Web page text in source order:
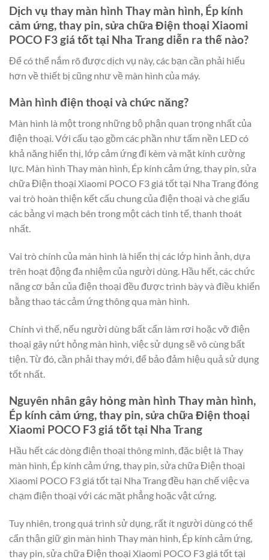
Dịch vụ thay màn hình Thay màn hình, Ép kính
cảm ứng, thay pin, sửa chữa Điện thoại Xiaomi
POCO F3 giá tốt tại Nha Trang diễn ra thế nào?
Để có thể nắm rõ được dịch vụ này, các bạn cần phải hiểu
hơn về thiết bị cũng như về màn hình của máy.
Màn hình điện thoại và chức năng?
Màn hình là một trong những bộ phận quan trọng nhất của
điện thoại. Với cấu tạo gồm các phần như tấm nền LED có
khả năng hiển thị, lớp cảm ứng đi kèm và mặt kính cường
lực. Màn hình Thay màn hình, Ép kính cảm ứng, thay pin, sửa
chữa Điện thoại Xiaomi POCO F3 giá tốt tại Nha Trang đóng
vai trò hoàn thiện kết cấu chung của điện thoại và che giấu
các bảng vi mạch bên trong một cách tinh tế, thanh thoát
nhất.
Vai trò chính của màn hình là hiển thị các lớp hình ảnh, dựa
trên hoạt động đa nhiệm của người dùng. Hầu hết, các chức
năng cơ bản của điện thoại đều được trình bày và điều khiển
bằng thao tác cảm ứng thông qua màn hình.
Chính vì thế, nếu người dùng bất cẩn làm rơi hoặc vỡ điện
thoại gây nứt hỏng màn hình, việc sử dụng sẽ vô cùng bất
tiện. Từ đó, cần phải thay mới, để bảo đảm hiệu quả sử dụng
tốt nhất.
Nguyên nhân gây hỏng màn hình Thay màn hình,
Ép kính cảm ứng, thay pin, sửa chữa Điện thoại
Xiaomi POCO F3 giá tốt tại Nha Trang
Hầu hết các dòng điện thoại thông minh, đặc biệt là Thay
màn hình, Ép kính cảm ứng, thay pin, sửa chữa Điện thoại
Xiaomi POCO F3 giá tốt tại Nha Trang đều hạn chế việc va
chạm điện thoại với các mặt phẳng hoặc vật cứng.
Tuy nhiên, trong quá trình sử dụng, rất ít người dùng có thể
cẩn thận giữ gìn màn hình Thay màn hình, Ép kính cảm ứng,
thay pin, sửa chữa Điện thoại Xiaomi POCO F3 giá tốt tại